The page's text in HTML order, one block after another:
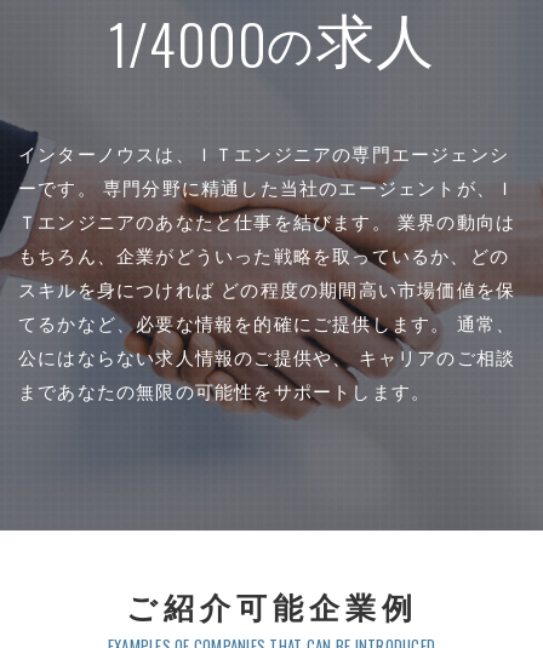
1/4000の求人
インターノウスは、ＩＴエンジニアの専門エージェンシ
ーです。
専門分野に精通した当社のエージェントが、Ｉ
Ｔエンジニアのあなたと仕事を結びます。
業界の動向は
もちろん、企業がどういった戦略を取っているか、どの
スキルを身につければ どの程度の期間高い市場価値を保
てるかなど、必要な情報を的確にご提供します。
通常、
公にはならない求人情報のご提供や、 キャリアのご相談
まであなたの無限の可能性をサポートします。
ご紹介可能企業例
サービス
RECRUIT 採用情報
PRIVACY POLICY 個人情報保護方針
CONTACT お問い合わせ